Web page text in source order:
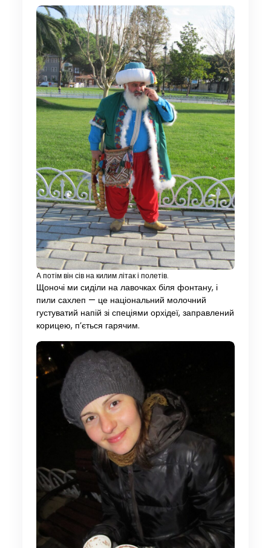
А потім він сів на килим літак і полетів.
Щоночі ми сиділи на лавочках біля фонтану, і
пили сахлеп — це національний молочний
густуватий напій зі спеціями орхідеї, заправлений
корицею, п’ється гарячим.